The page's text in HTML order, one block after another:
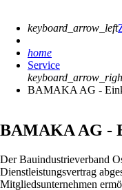
keyboard_arrow_left
home
Service
BAMAKA AG -
BAMAKA AG -
Der Bauindustrieverband
Dienstleistungsvertrag
Mitgliedsunternehmen